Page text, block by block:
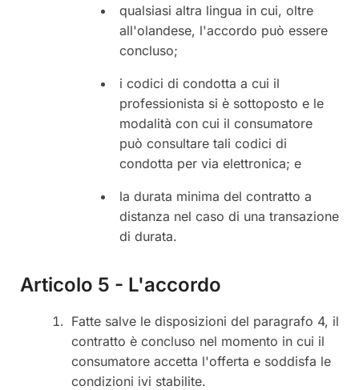
qualsiasi altra lingua in cui, oltre
all'olandese, l'accordo può essere
concluso;
i codici di condotta a cui il
professionista si è sottoposto e le
modalità con cui il consumatore
può consultare tali codici di
condotta per via elettronica; e
la durata minima del contratto a
distanza nel caso di una transazione
di durata.
Articolo 5 - L'accordo
Fatte salve le disposizioni del paragrafo 4, il
contratto è concluso nel momento in cui il
consumatore accetta l'offerta e soddisfa le
condizioni ivi stabilite.